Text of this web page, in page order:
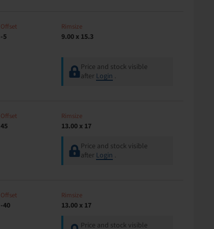
Offset
-5
Rimsize
9.00 x 15.3
Price and stock visible
after Login .
Offset
45
Rimsize
13.00 x 17
Price and stock visible
after Login .
Offset
-40
Rimsize
13.00 x 17
Price and stock visible